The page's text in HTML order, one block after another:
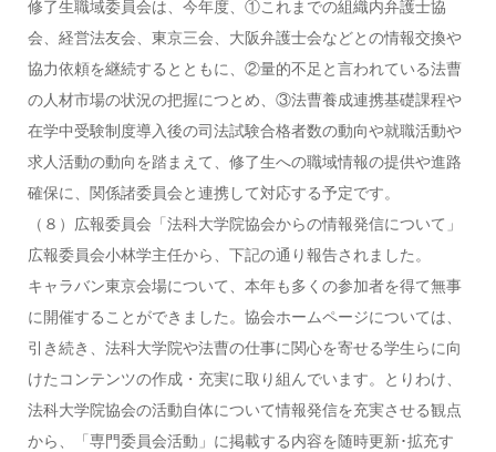
修了生職域委員会は、今年度、①これまでの組織内弁護士協
会、経営法友会、東京三会、大阪弁護士会などとの情報交換や
協力依頼を継続するとともに、②量的不足と言われている法曹
の人材市場の状況の把握につとめ、③法曹養成連携基礎課程や
在学中受験制度導入後の司法試験合格者数の動向や就職活動や
求人活動の動向を踏まえて、修了生への職域情報の提供や進路
確保に、関係諸委員会と連携して対応する予定です。
（８）広報委員会「法科大学院協会からの情報発信について」
広報委員会小林学主任から、下記の通り報告されました。
キャラバン東京会場について、本年も多くの参加者を得て無事
に開催することができました。協会ホームページについては、
引き続き、法科大学院や法曹の仕事に関心を寄せる学生らに向
けたコンテンツの作成・充実に取り組んでいます。とりわけ、
法科大学院協会の活動自体について情報発信を充実させる観点
から、「専門委員会活動」に掲載する内容を随時更新･拡充す